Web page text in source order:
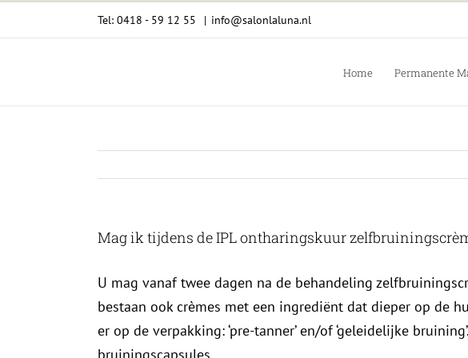
Tel: 0418 - 59 12 55 | info@salonlaluna.nl
Home Permanente
Mag ik tijdens de IPL ontharingskuur
U mag vanaf twee dagen na de behandeling
bestaan ook crèmes met een ingrediënt dat dieper op de
er op de verpakking: ‘pre-tanner’ en/of ‘geleidelijke